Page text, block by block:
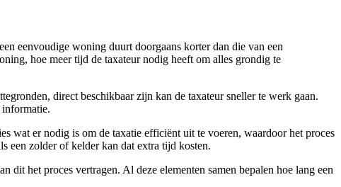
eenvoudige woning duurt doorgaans korter dan die van een
hoe meer tijd de taxateur nodig heeft om alles grondig te
direct beschikbaar zijn kan de taxateur sneller te werk gaan.
informatie.
wat er nodig is om de taxatie efficiënt uit te voeren, waardoor het proces
een zolder of kelder kan dat extra tijd kosten.
het proces vertragen. Al deze elementen samen bepalen hoe lang een